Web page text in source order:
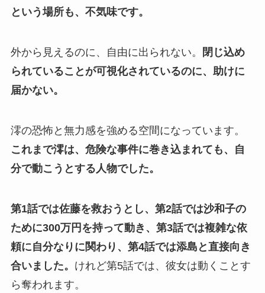
という場所も、不気味です。
外から見えるのに、自由に出られない。
閉じ込め
られていることが可視化されているのに、助けに
届かない。
澪の恐怖と無力感を強める空間になっています。
これまで澪は、危険な事件に巻き込まれても、自
分で動こうとする人物でした。
第1話では佐藤を救おうとし、第2話では沙和子の
ために300万円を持って動き、第3話では複雑な依
頼に自分なりに関わり、第4話では添島と直接向き
合いました。 けれど第5話では、彼女は動くことす
ら奪われます。